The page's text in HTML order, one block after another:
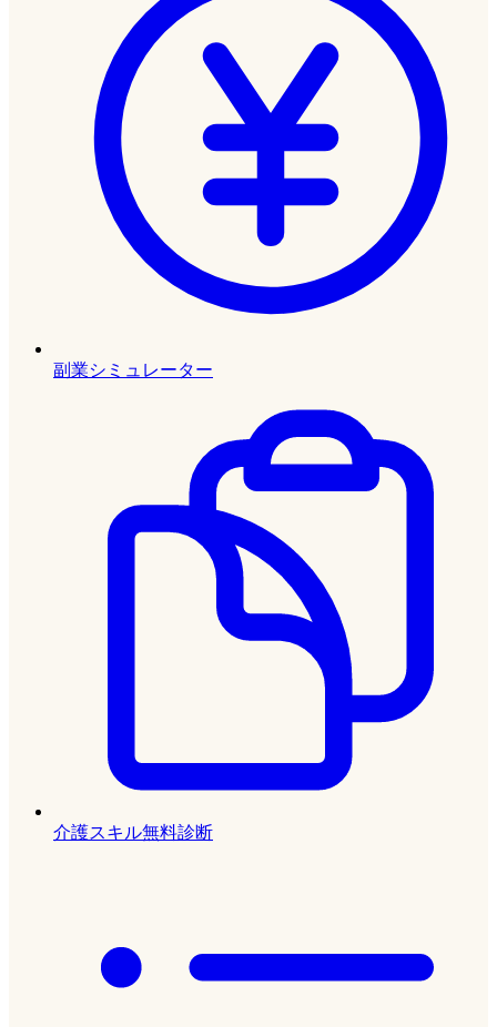
副業シミュレーター
介護スキル無料診断